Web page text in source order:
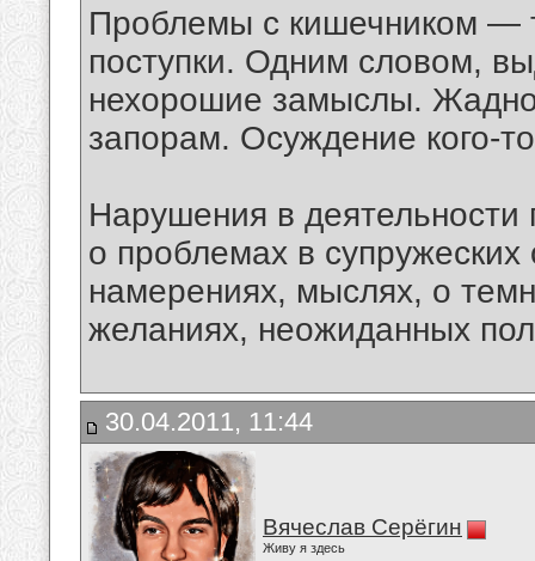
Проблемы с кишечником —
поступки. Одним словом,
нехорошие замыслы.
запорам. Осуждение кого-
Нарушения в деятельности
о проблемах в
намерениях, мыслях, о
желаниях, неожиданных
30.04.2011, 11:44
Вячеслав Серёгин
Живу я здесь